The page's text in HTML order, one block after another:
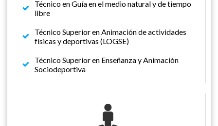
Técnico en Guía en el medio natural y de tiempo
libre
Técnico Superior en Animación de actividades
físicas y deportivas (LOGSE)
Técnico Superior en Enseñanza y Animación
Sociodeportiva